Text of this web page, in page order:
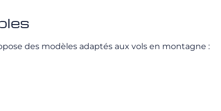
des modèles adaptés aux vols en montagne :